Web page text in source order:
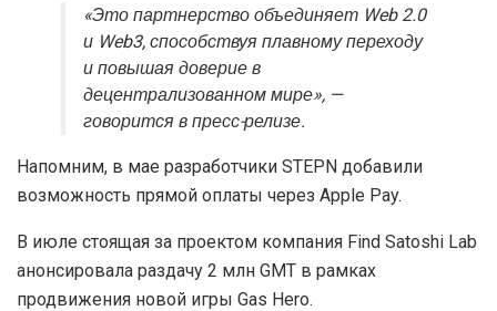
«Это партнерство объединяет Web 2.0
и Web3, способствуя плавному переходу
и повышая доверие в
децентрализованном мире», —
говорится в пресс-релизе.
Напомним, в мае разработчики STEPN добавили
возможность прямой оплаты через Apple Pay.
В июле стоящая за проектом компания Find Satoshi Lab
анонсировала раздачу 2 млн GMT в рамках
продвижения новой игры Gas Hero.